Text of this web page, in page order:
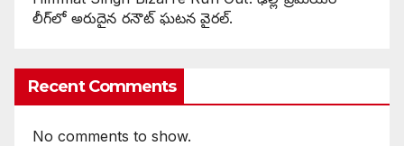
లీగ్‌లో అరుదైన రనౌట్ ఘటన వైరల్.
Recent Comments
No comments to show.